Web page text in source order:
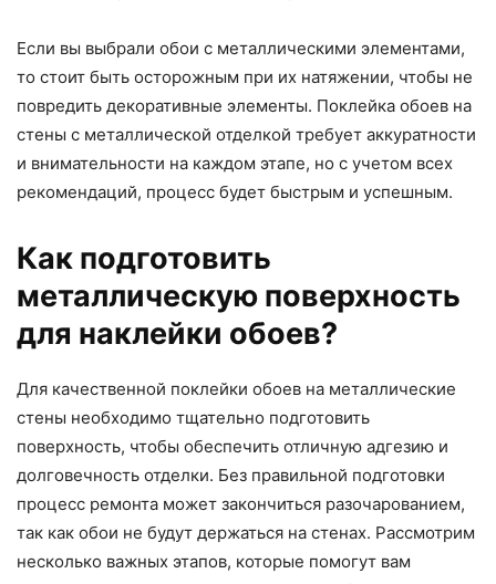
Если вы выбрали обои с металлическими элементами,
то стоит быть осторожным при их натяжении, чтобы не
повредить декоративные элементы. Поклейка обоев на
стены с металлической отделкой требует аккуратности
и внимательности на каждом этапе, но с учетом всех
рекомендаций, процесс будет быстрым и успешным.
Как подготовить
металлическую поверхность
для наклейки обоев?
Для качественной поклейки обоев на металлические
стены необходимо тщательно подготовить
поверхность, чтобы обеспечить отличную адгезию и
долговечность отделки. Без правильной подготовки
процесс ремонта может закончиться разочарованием,
так как обои не будут держаться на стенах. Рассмотрим
несколько важных этапов, которые помогут вам